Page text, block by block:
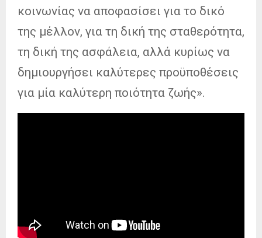
κοινωνίας να αποφασίσει για το δικό
της μέλλον, για τη δική της σταθερότητα,
τη δική της ασφάλεια, αλλά κυρίως να
δημιουργήσει καλύτερες προϋποθέσεις
για μία καλύτερη ποιότητα ζωής».